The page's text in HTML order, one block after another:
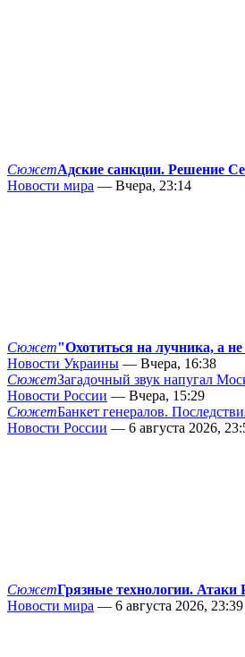
СюжетАдские санкции. Решение
Новости мира — Вчера, 23:14
Сюжет"Охотиться на лучника, а
Новости Украины — Вчера, 16:38
СюжетЗагадочный звук напугал
Новости России — Вчера, 15:29
СюжетБанкет генералов.
Новости России — 6 августа 2026,
СюжетГрязные технологии.
Новости мира — 6 августа 2026, 23:39